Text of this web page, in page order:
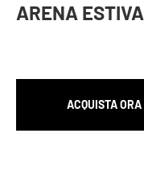
ARENA ESTIVA
ACQUISTA ORA